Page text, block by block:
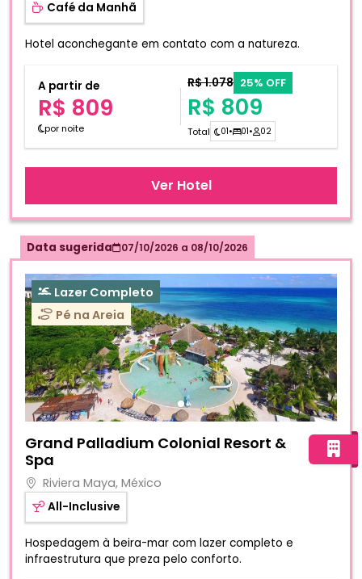
Café da Manhã
Hotel aconchegante em contato com a natureza.
A partir de
R$ 809
por noite
R$ 1.078 25% OFF
R$ 809
Total 01• 01• 02
Ver Hotel
Data sugerida 07/10/2026 a 08/10/2026
Lazer Completo
Pé na Areia
Grand Palladium Colonial Resort &
Spa
Riviera Maya, México
All-Inclusive
Hospedagem à beira-mar com lazer completo e
infraestrutura que preza pelo conforto.